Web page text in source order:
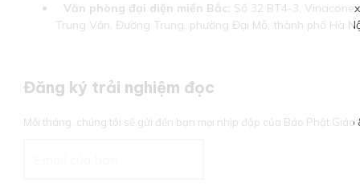
Văn phòng đại diện miền Bắc: Số 32 BT4-3,
Trung Văn, Đường Trung, phường Đại Mỗ, thành phố Hà
Đăng ký trải nghiệm đọc
Mỗi tháng, chúng tôi sẽ gửi đến bạn mọi nhịp đập của Báo Phật Giáo